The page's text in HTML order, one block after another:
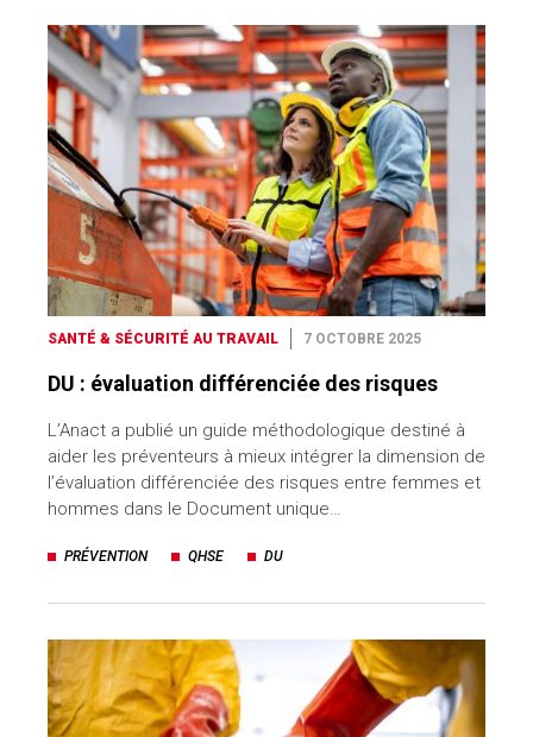
SANTÉ & SÉCURITÉ AU TRAVAIL 7 OCTOBRE 2025
DU : évaluation différenciée des risques
L’Anact a publié un guide méthodologique destiné à
aider les préventeurs à mieux intégrer la dimension de
l’évaluation différenciée des risques entre femmes et
hommes dans le Document unique…
PRÉVENTION QHSE DU